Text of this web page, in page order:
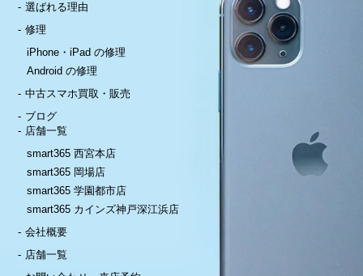
選ばれる理由
修理
iPhone・iPad の修理
Android の修理
中古スマホ買取・販売
ブログ
店舗一覧
smart365 西宮本店
smart365 岡場店
smart365 学園都市店
smart365 カインズ神戸深江浜店
会社概要
店舗一覧